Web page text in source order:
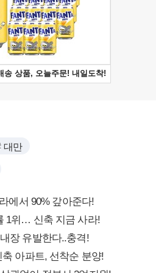
대만
에서 90% 갚아준다!
1위… 신축 지금 사라!
장 유발한다..충격!
축 아파트, 선착순 분양!